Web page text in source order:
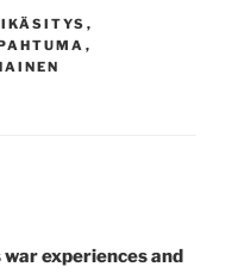
,
,
war experiences and